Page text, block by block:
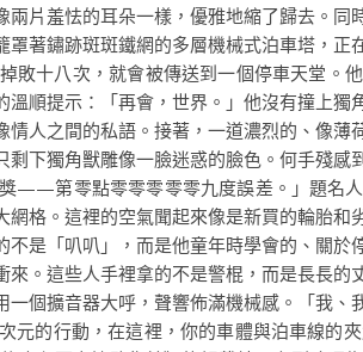
片羞怯的耳朵一樣，優雅地縮了歸去。
著鏽跡斑斑鐵網的多層機械式泊車塔，
敗十八次，就會被傳送到一個停車天堂。
順提示：「再會，世界。」他沒有撞上
人之間的私語。接著，一道濃烈的、像
下獨角獸雕像一臉迷惑的臉色。何手殘
——第零點零零零零零九度誤差。」題名
格。這裡的空氣聞起來像是新買的輪胎
是「叭叭」，而是他童年時學會的、關
。這些人手裡拿的不是警棍，而是長長
個擴音器大呼，聲響佈滿機械感。「我
元的行動，在這裡，你的車體與泊車線